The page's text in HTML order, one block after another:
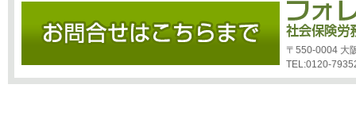
〒550-0004 大
TEL:0120-